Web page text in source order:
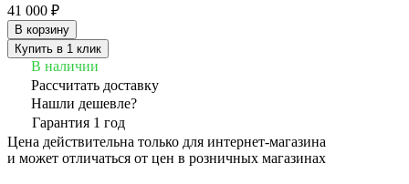
41 000 ₽
В корзину
Купить в 1 клик
В наличии
Рассчитать доставку
Нашли дешевле?
Гарантия 1 год
Цена действительна только для интернет-магазина
и может отличаться от цен в розничных магазинах